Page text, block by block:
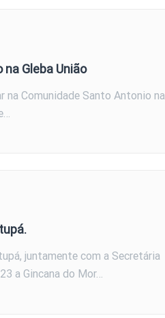
Gleba União
Comunidade Santo Antonio na
juntamente com a Secretária
a Gincana do Mor…